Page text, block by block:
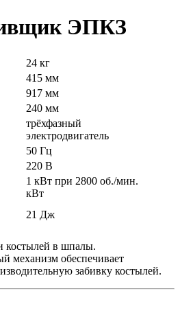
ЭПКЗ
24 кг
415 мм
917 мм
240 мм
трёхфазный
электродвигатель
50 Гц
220 В
1 кВт при 2800 об./мин.
кВт
21 Дж
костылей в шпалы.
механизм обеспечивает
забивку костылей.